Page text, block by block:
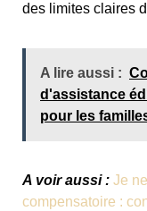
des limites claires
A lire aussi :
d'assistance
pour les
A voir aussi : Je
compensatoire :